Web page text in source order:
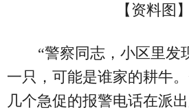
【资料图】
“警察同志，小区里发
一只，可能是谁家的耕牛。
几个急促的报警电话在派